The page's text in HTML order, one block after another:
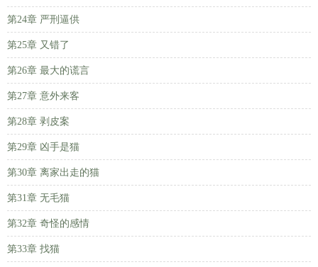
第24章 严刑逼供
第25章 又错了
第26章 最大的谎言
第27章 意外来客
第28章 剥皮案
第29章 凶手是猫
第30章 离家出走的猫
第31章 无毛猫
第32章 奇怪的感情
第33章 找猫